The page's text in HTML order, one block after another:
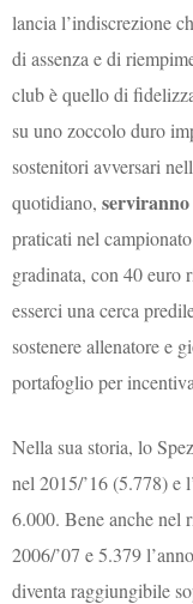
lancia l’indiscrezione
di assenza e di
club è quello di
su uno zoccolo duro
sostenitori avversari
quotidiano,
praticati nel
gradinata, con 40 euro
esserci una cerca
sostenere allenatore e
portafoglio per
Nella sua storia, lo
nel 2015/’16 (5.778) e
6.000. Bene anche nel
2006/’07 e 5.379
diventa raggiungibile